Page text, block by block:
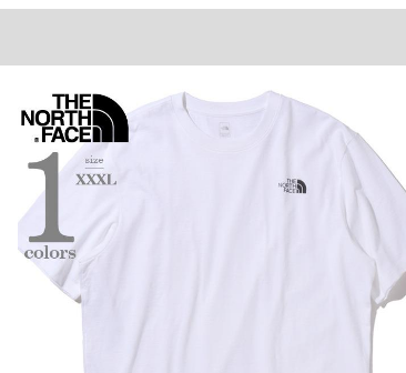
が実際の商品に付いているタグのサイズ表記と異なる場合
の記載もご確認下さい。
載商品は、実店鋪と在庫を共用しておりますので店頭での
り、お客様にご迷惑をお掛けしてしまう場合がございます。
おりますが、もしあった場合速やかにご連絡させて頂きます
裾上げをご希望の場合】
500円+税となります。
下●cmとご記入下さい。（裾上げ無料対象商品は1本につき税
以下の商品は有料（500円+税）となります。）
した商品は返品・交換不可となりますので、予めご了承下さい
しに対応出来ない商品がございます。(例：裾にファスナーや